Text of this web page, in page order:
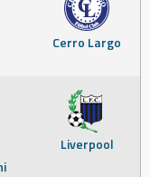
Cerro Largo
Liverpool